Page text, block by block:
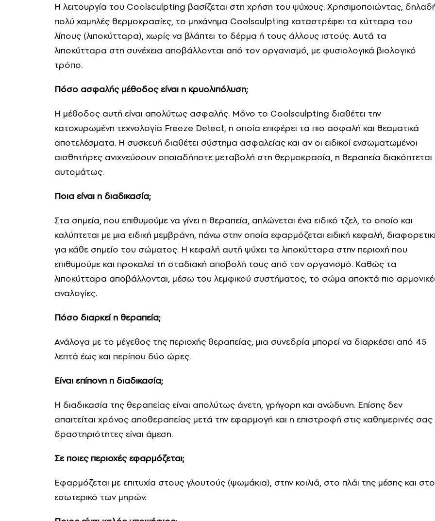
Η λειτουργία του Coolsculpting βασίζεται στη χρήση του ψύχους. Χρησιμοποιώντας,
πολύ χαμηλές θερμοκρασίες, το μηχάνημα Coolsculpting καταστρέφει τα κύτταρα του
λίπους (λιποκύτταρα), χωρίς να βλάπτει το δέρμα ή τους άλλους ιστούς. Αυτά τα
λιποκύτταρα στη συνέχεια αποβάλλονται από τον οργανισμό, με φυσιολογικά βιολογικό
τρόπο.
Πόσο ασφαλής μέθοδος είναι η κρυολιπόλυση;
Η μέθοδος αυτή είναι απολύτως ασφαλής. Μόνο το Coolsculpting διαθέτει την
κατοχυρωμένη τεχνολογία Freeze Detect, η οποία επιφέρει τα πιο ασφαλή και θεαματικά
αποτελέσματα. Η συσκευή διαθέτει σύστημα ασφαλείας και αν οι ειδικοί ενσωματωμένοι
αισθητήρες ανιχνεύσουν οποιαδήποτε μεταβολή στη θερμοκρασία, η θεραπεία διακόπτεται
αυτομάτως.
Ποια είναι η διαδικασία;
Στα σημεία, που επιθυμούμε να γίνει η θεραπεία, απλώνεται ένα ειδικό τζελ, το οποίο και
καλύπτεται με μια ειδική μεμβράνη, πάνω στην οποία εφαρμόζεται ειδική κεφαλή,
για κάθε σημείο του σώματος. Η κεφαλή αυτή ψύχει τα λιποκύτταρα στην περιοχή που
επιθυμούμε και προκαλεί τη σταδιακή αποβολή τους από τον οργανισμό. Καθώς τα
λιποκύτταρα αποβάλλονται, μέσω του λεμφικού συστήματος, το σώμα αποκτά πιο
αναλογίες.
Πόσο διαρκεί η θεραπεία;
Ανάλογα με το μέγεθος της περιοχής θεραπείας, μια συνεδρία μπορεί να διαρκέσει από 45
λεπτά έως και περίπου δύο ώρες.
Είναι επίπονη η διαδικασία;
Η διαδικασία της θεραπείας είναι απολύτως άνετη, γρήγορη και ανώδυνη. Επίσης δεν
απαιτείται χρόνος αποθεραπείας μετά την εφαρμογή και η επιστροφή στις καθημερινές σας
δραστηριότητες είναι άμεση.
Σε ποιες περιοχές εφαρμόζεται;
Εφαρμόζεται με επιτυχία στους γλουτούς (ψωμάκια), στην κοιλιά, στο πλάι της μέσης και στο
εσωτερικό των μηρών.